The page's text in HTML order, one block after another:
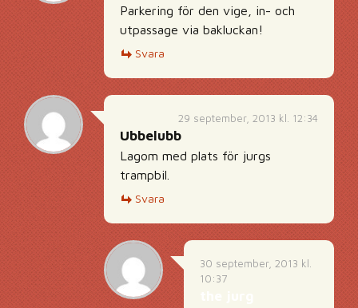
Parkering för den vige, in- och
utpassage via bakluckan!
Svara
29 september, 2013 kl. 12:34
Ubbelubb
Lagom med plats för jurgs
trampbil.
Svara
30 september, 2013 kl.
10:37